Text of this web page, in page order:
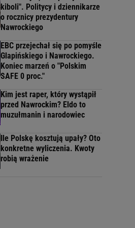
kiboli". Politycy i dziennikarze
o rocznicy prezydentury
Nawrockiego
EBC przejechał się po pomyśle
Glapińskiego i Nawrockiego.
Koniec marzeń o "Polskim
SAFE 0 proc."
Kim jest raper, który wystąpił
przed Nawrockim? Eldo to
muzułmanin i narodowiec
Ile Polskę kosztują upały? Oto
konkretne wyliczenia. Kwoty
robią wrażenie